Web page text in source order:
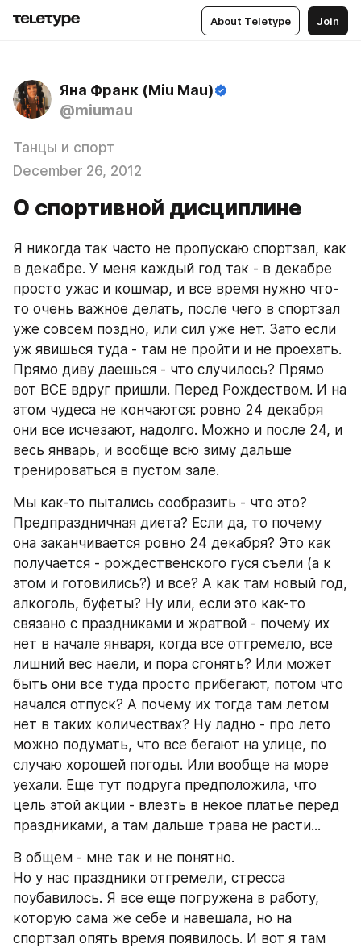
About Teletype Join
Яна Франк (Miu Mau)
@miumau
Танцы и спорт
December 26, 2012
О спортивной дисциплине
Я никогда так часто не пропускаю спортзал, как
в декабре. У меня каждый год так - в декабре
просто ужас и кошмар, и все время нужно что-
то очень важное делать, после чего в спортзал
уже совсем поздно, или сил уже нет. Зато если
уж явишься туда - там не пройти и не проехать.
Прямо диву даешься - что случилось? Прямо
вот ВСЕ вдруг пришли. Перед Рождеством. И на
этом чудеса не кончаются: ровно 24 декабря
они все исчезают, надолго. Можно и после 24, и
весь январь, и вообще всю зиму дальше
тренироваться в пустом зале.
Мы как-то пытались сообразить - что это?
Предпраздничная диета? Если да, то почему
она заканчивается ровно 24 декабря? Это как
получается - рождественского гуся съели (а к
этом и готовились?) и все? А как там новый год,
алкоголь, буфеты? Ну или, если это как-то
связано с праздниками и жратвой - почему их
нет в начале января, когда все отгремело, все
лишний вес наели, и пора сгонять? Или может
быть они все туда просто прибегают, потом что
начался отпуск? А почему их тогда там летом
нет в таких количествах? Ну ладно - про лето
можно подумать, что все бегают на улице, по
случаю хорошей погоды. Или вообще на море
уехали. Еще тут подруга предположила, что
цель этой акции - влезть в некое платье перед
праздниками, а там дальше трава не расти...
В общем - мне так и не понятно.
Но у нас праздники отгремели, стресса
поубавилось. Я все еще погружена в работу,
которую сама же себе и навешала, но на
спортзал опять время появилось. И вот я там